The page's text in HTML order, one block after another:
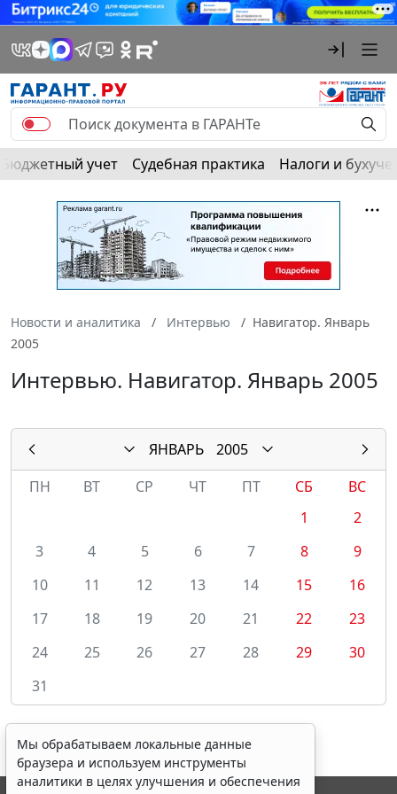
Бюджетный учет Судебная практика Налоги и
Новости и аналитика Интервью
Навигатор. Январь
2005
Интервью. Навигатор. Январь 2005
ЯНВАРЬ
2005
ПН
ВТ СР ЧТ ПТ СБ
ВС
1
2
3
4 5 6 7 8
9
10
11 12 13 14 15
16
17
18 19 20 21 22
23
24
25 26 27 28 29
30
31
Мы обрабатываем локальные данные
браузера и используем инструменты
аналитики в целях улучшения и обеспечения